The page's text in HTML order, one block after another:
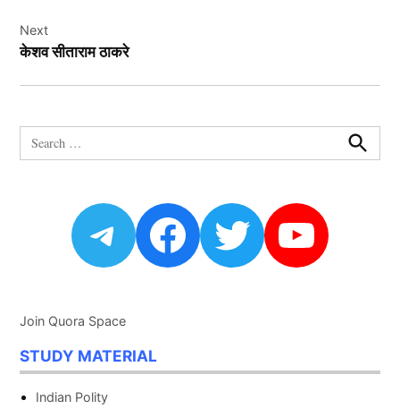
Next
केशव सीताराम ठाकरे
Search
for:
Search
Telegram
Facebook
Twitter
Join Quora Space
STUDY MATERIAL
Indian Polity